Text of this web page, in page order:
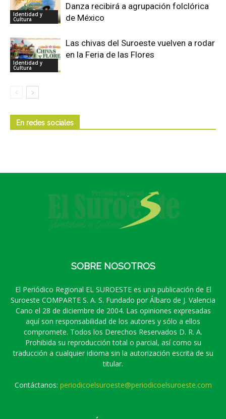
Identidad y
Cultura
Danza recibirá a agrupación folclórica
de México
Identidad y
Cultura
Las chivas del Suroeste vuelven a rodar
en la Feria de las Flores
En redes sociales
SOBRE NOSOTROS
El Periódico Regional EL SUROESTE es una publicación de El
Suroeste COMPARTE S. A. S. Fundado por Álbaro de J. Valencia
Cano el 28 de diciembre de 2004. Las opiniones expresadas
aquí son responsabilidad de los autores y sólo a ellos
compromete. Todos los Derechos Reservados D. R. A.
Prohibida su reproducción total o parcial, así como su
traducción a cualquier idioma sin la autorización escrita de su
titular.
Contáctanos: periodicoelsuroeste@periodicoelsuroeste.com